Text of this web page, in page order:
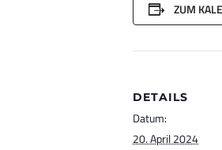
ZUM
DETAILS
Datum:
20. April 2024